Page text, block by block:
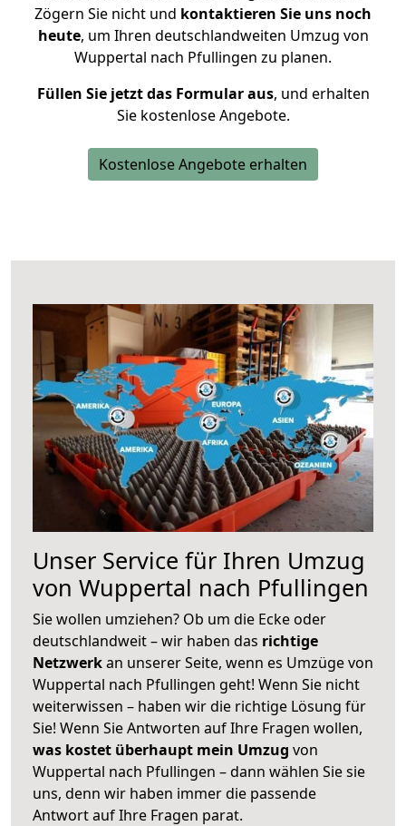
Zögern Sie nicht und kontaktieren Sie uns noch
heute, um Ihren deutschlandweiten Umzug von
Wuppertal nach Pfullingen zu planen.
Füllen Sie jetzt das Formular aus, und erhalten
Sie kostenlose Angebote.
Kostenlose Angebote erhalten
Unser Service für Ihren Umzug
von Wuppertal nach Pfullingen
Sie wollen umziehen? Ob um die Ecke oder
deutschlandweit – wir haben das richtige
Netzwerkan unserer Seite, wenn es Umzüge von
Wuppertal nach Pfullingen geht! Wenn Sie nicht
weiterwissen – haben wir die richtige Lösung für
Sie! Wenn Sie Antworten auf Ihre Fragen wollen,
was kostet überhaupt mein Umzug von
Wuppertal nach Pfullingen – dann wählen Sie sie
uns, denn wir haben immer die passende
Antwort auf Ihre Fragen parat.